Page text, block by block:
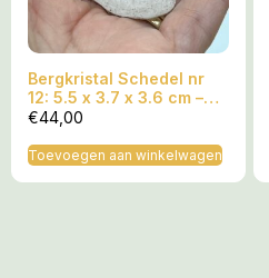
Bergkristal Schedel nr
12: 5.5 x 3.7 x 3.6 cm –
108 gr – LeMUria
€44,00
Toevoegen aan winkelwagen